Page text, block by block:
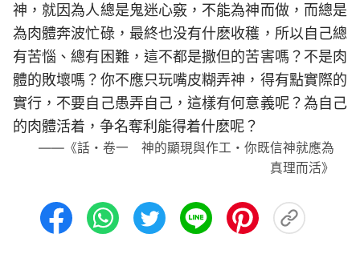
神，就因為人總是鬼迷心竅，不能為神而做，而總是
為肉體奔波忙碌，最終也没有什麽收穫，所以自己總
有苦惱、總有困難，這不都是撒但的苦害嗎？不是肉
體的敗壞嗎？你不應只玩嘴皮糊弄神，得有點實際的
實行，不要自己愚弄自己，這樣有何意義呢？為自己
的肉體活着，争名奪利能得着什麽呢？
——《話・卷一 神的顯現與作工・你既信神就應為
真理而活》